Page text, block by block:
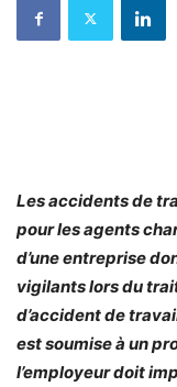
Les accidents de
pour les agents
d’une entreprise
vigilants lors du
d’accident de
est soumise à un
l’employeur doit